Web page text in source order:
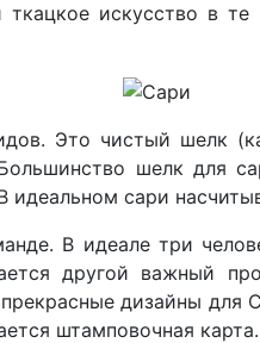
искусство в
Это чистый шелк
шелк для
сари
В идеале три
другой важный
дизайны
штамповочная карта.